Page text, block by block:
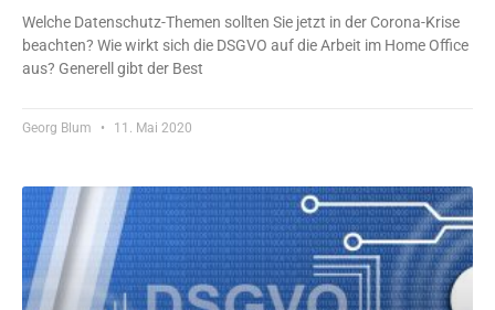
Welche Datenschutz-Themen sollten Sie jetzt in der Corona-Krise
beachten? Wie wirkt sich die DSGVO auf die Arbeit im Home Office
aus? Generell gibt der Best
Georg Blum 11. Mai 2020